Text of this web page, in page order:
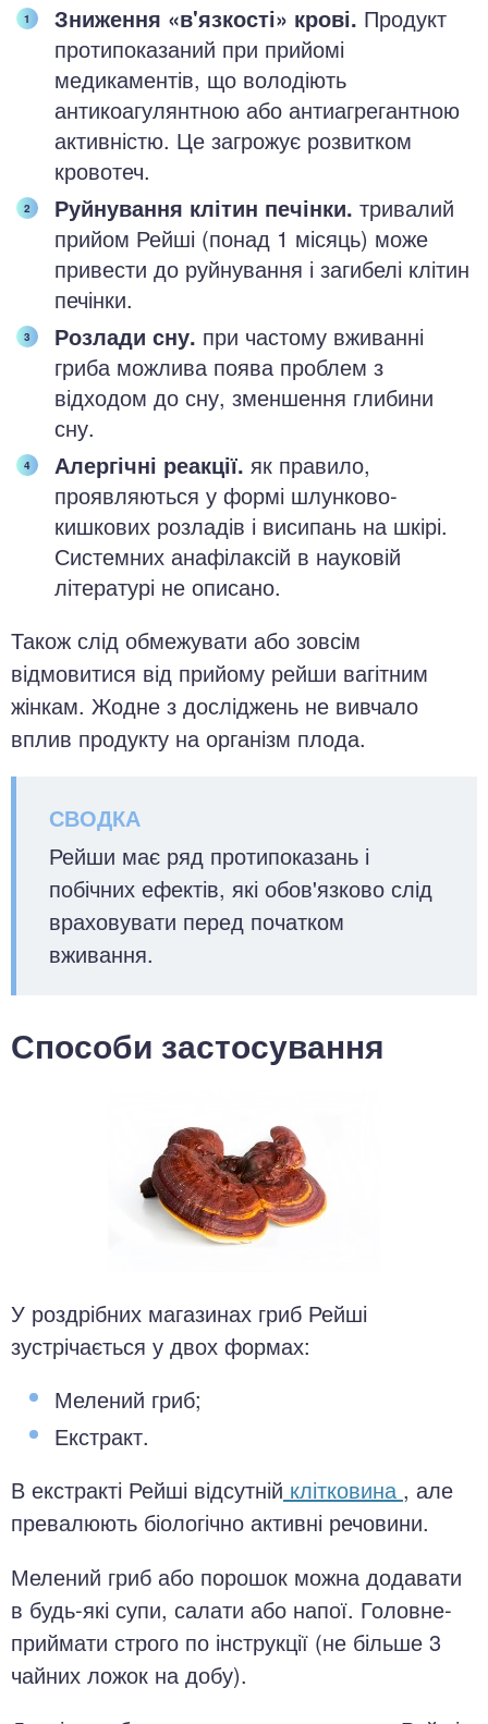
Зниження «в'язкості» крові. Продукт
протипоказаний при прийомі
медикаментів, що володіють
антикоагулянтною або антиагрегантною
активністю. Це загрожує розвитком
кровотеч.
Руйнування клітин печінки. тривалий
прийом Рейші (понад 1 місяць) може
привести до руйнування і загибелі клітин
печінки.
Розлади сну. при частому вживанні
гриба можлива поява проблем з
відходом до сну, зменшення глибини
сну.
Алергічні реакції. як правило,
проявляються у формі шлунково-
кишкових розладів і висипань на шкірі.
Системних анафілаксій в науковій
літературі не описано.
Також слід обмежувати або зовсім
відмовитися від прийому рейши вагітним
жінкам. Жодне з досліджень не вивчало
вплив продукту на організм плода.
Рейши має ряд протипоказань і
побічних ефектів, які обов'язково слід
враховувати перед початком
вживання.
Способи застосування
У роздрібних магазинах гриб Рейші
зустрічається у двох формах:
Мелений гриб;
Екстракт.
В екстракті Рейші відсутній клітковина , але
превалюють біологічно активні речовини.
Мелений гриб або порошок можна додавати
в будь-які супи, салати або напої. Головне-
приймати строго по інструкції (не більше 3
чайних ложок на добу).